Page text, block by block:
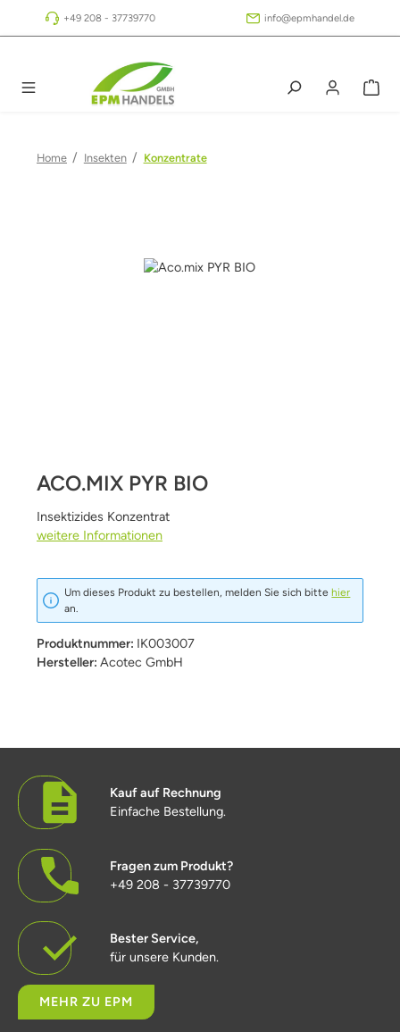
Zum Hauptinhalt springen
+49 208 - 37739770 info@epmhandel.de
Home / Insekten / Konzentrate
Bildergalerie überspringen
ACO.MIX PYR BIO
Insektizides Konzentrat
weitere Informationen
Um dieses Produkt zu bestellen, melden Sie sich bitte hier
an.
Produktnummer: IK003007
Hersteller: Acotec GmbH
Kauf auf Rechnung
Einfache Bestellung.
Fragen zum Produkt?
+49 208 - 37739770
Bester Service,
für unsere Kunden.
MEHR ZU EPM